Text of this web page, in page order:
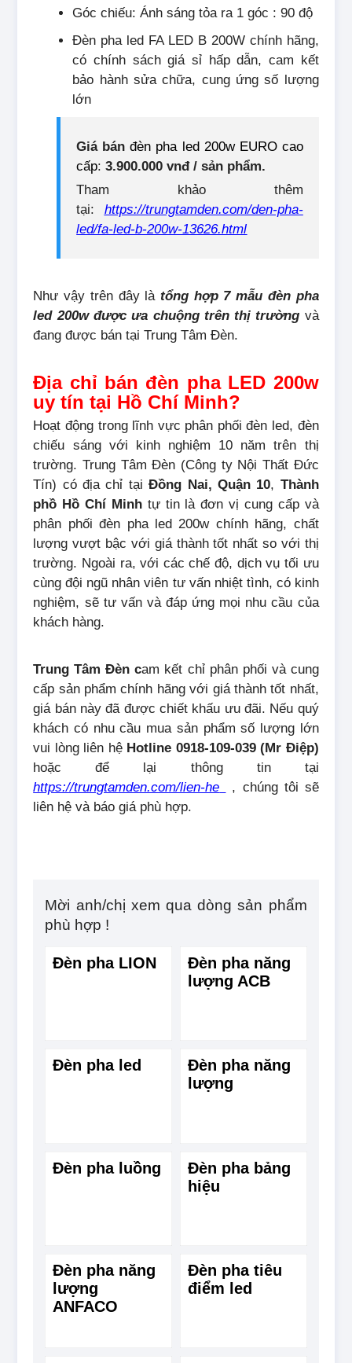
Góc chiếu: Ánh sáng tỏa ra 1 góc : 90 độ
Đèn pha led FA LED B 200W chính hãng,
có chính sách giá sỉ hấp dẫn, cam kết
bảo hành sửa chữa, cung ứng số lượng
lớn
Giá bán đèn pha led 200w EURO cao
cấp:3.900.000 vnđ / sản phẩm.
Tham khảo thêm
tại: https://trungtamden.com/den-pha-
led/fa-led-b-200w-13626.html
Như vậy trên đây là tổng hợp 7 mẫu đèn pha
led 200w được ưa chuộng trên thị trường và
đang được bán tại Trung Tâm Đèn.
Địa chỉ bán đèn pha LED 200w
uy tín tại Hồ Chí Minh?
Hoạt động trong lĩnh vực phân phối đèn led, đèn
chiếu sáng với kinh nghiệm 10 năm trên thị
trường. Trung Tâm Đèn (Công ty Nội Thất Đức
Tín) có địa chỉ tạiĐồng Nai, Quận 10, Thành
phồ Hồ Chí Minhtự tin là đơn vị cung cấp và
phân phối đèn pha led 200w chính hãng, chất
lượng vượt bậc với giá thành tốt nhất so với thị
trường. Ngoài ra, với các chế độ, dịch vụ tối ưu
cùng đội ngũ nhân viên tư vấn nhiệt tình, có kinh
nghiệm, sẽ tư vấn và đáp ứng mọi nhu cầu của
khách hàng.
Trung Tâm Đèn cam kết chỉ phân phối và cung
cấp sản phẩm chính hãng với giá thành tốt nhất,
giá bán này đã được chiết khấu ưu đãi. Nếu quý
khách có nhu cầu mua sản phẩm số lượng lớn
vui lòng liên hệ Hotline 0918-109-039 (Mr Điệp)
hoặc để lại thông tin tại
https://trungtamden.com/lien-he
, chúng tôi sẽ
liên hệ và báo giá phù hợp.
Mời anh/chị xem qua dòng sản phẩm
phù hợp !
Đèn pha LION
Đèn pha năng
lượng ACB
Đèn pha led
Đèn pha năng
lượng
Đèn pha luồng
Đèn pha bảng
hiệu
Đèn pha năng
lượng
ANFACO
Đèn pha tiêu
điểm led